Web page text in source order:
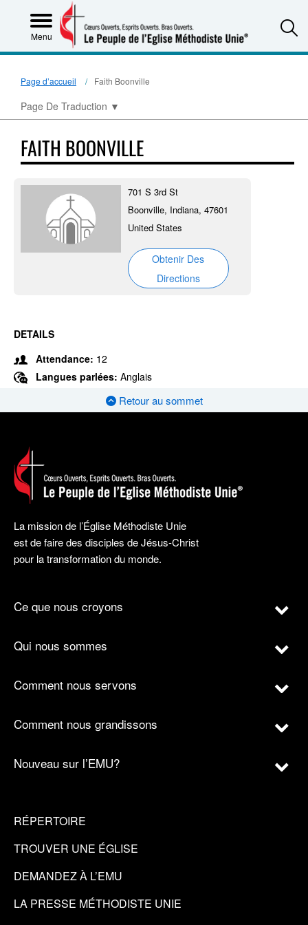
Menu
Page d’accueil Faith Boonville
Page De Traduction ▼
FAITH BOONVILLE
701 S 3rd St
Boonville, Indiana, 47601
United States
Obtenir Des
Directions
DETAILS
Attendance: 12
Langues parlées: Anglais
Retour au sommet
La mission de l’Église Méthodiste Unie
est de faire des disciples de Jésus-Christ
pour la transformation du monde.
Ce que nous croyons
Qui nous sommes
Comment nous servons
Comment nous grandissons
Nouveau sur l’EMU?
RÉPERTOIRE
TROUVER UNE ÉGLISE
DEMANDEZ À L’EMU
LA PRESSE MÉTHODISTE UNIE